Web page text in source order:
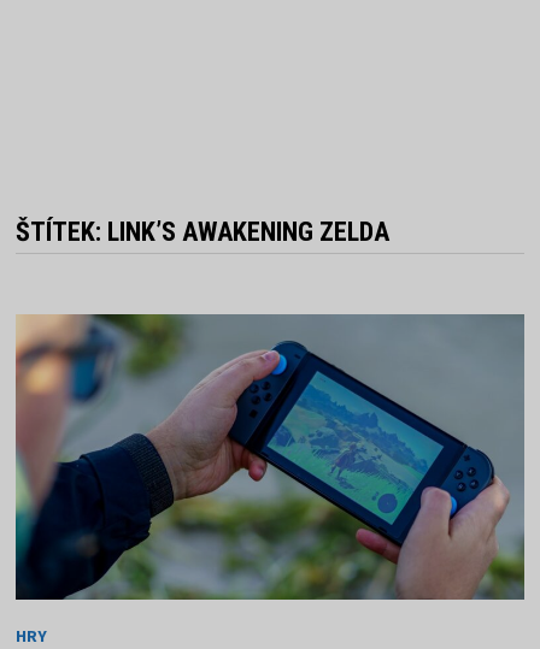
ŠTÍTEK: LINK’S AWAKENING ZELDA
HRY